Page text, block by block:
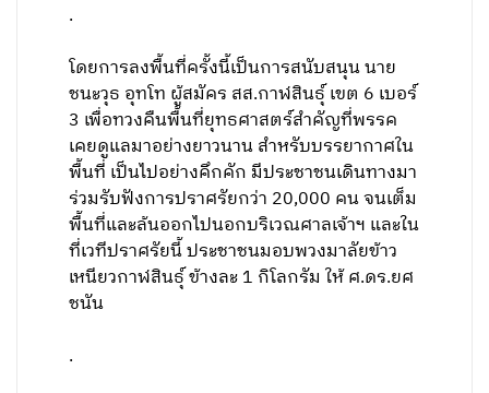
.
โดยการลงพื้นที่ครั้งนี้เป็นการสนับสนุน นาย
ชนะวุธ อุทโท ผู้สมัคร สส.กาฬสินธุ์ เขต 6 เบอร์
3 เพื่อทวงคืนพื้นที่ยุทธศาสตร์สำคัญที่พรรค
เคยดูแลมาอย่างยาวนาน สำหรับบรรยากาศใน
พื้นที่ เป็นไปอย่างคึกคัก มีประชาชนเดินทางมา
ร่วมรับฟังการปราศรัยกว่า 20,000 คน จนเต็ม
พื้นที่และล้นออกไปนอกบริเวณศาลเจ้าฯ และใน
ที่เวทีปราศรัยนี้ ประชาชนมอบพวงมาลัยข้าว
เหนียวกาฬสินธุ์ ข้างละ 1 กิโลกรัม ให้ ศ.ดร.ยศ
ชนัน
.